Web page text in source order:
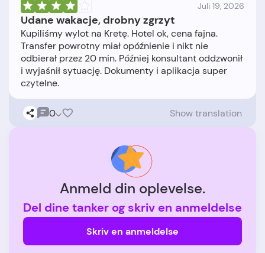
Juli 19, 2026
Udane wakacje, drobny zgrzyt
Kupiliśmy wylot na Kretę. Hotel ok, cena fajna.
Transfer powrotny miał opóźnienie i nikt nie
odbierał przez 20 min. Później konsultant oddzwonił
i wyjaśnił sytuację. Dokumenty i aplikacja super
0 Show translation
Anmeld din oplevelse.
Del dine tanker og skriv en anmeldelse
Skriv en anmeldelse